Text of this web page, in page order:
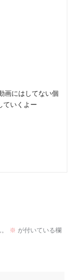
画にはしてない個
ていくよー
※ が付いている欄